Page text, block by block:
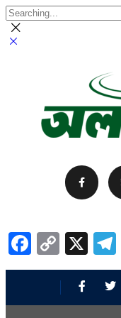
Facebook
Copy
Link
X